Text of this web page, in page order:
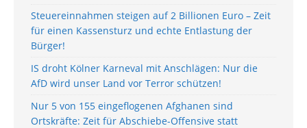
Steuereinnahmen steigen auf 2 Billionen Euro – Zeit
für einen Kassensturz und echte Entlastung der
Bürger!
IS droht Kölner Karneval mit Anschlägen: Nur die
AfD wird unser Land vor Terror schützen!
Nur 5 von 155 eingeflogenen Afghanen sind
Ortskräfte: Zeit für Abschiebe-Offensive statt